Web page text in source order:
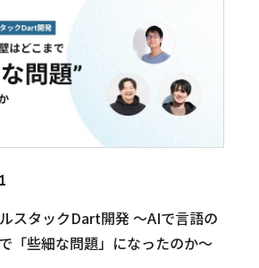
スタックDart開発 〜AIで言語の
「些細な問題」になったのか〜